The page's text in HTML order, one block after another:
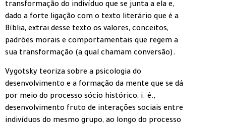
transformação do indivíduo que se junta a ela e,
dado a forte ligação com o texto literário que é a
Bíblia, extrai desse texto os valores, conceitos,
padrões morais e comportamentais que regem a
sua transformação (a qual chamam conversão).
Vygotsky teoriza sobre a psicologia do
desenvolvimento e a formação da mente que se dá
por meio do processo sócio histórico, i. é.,
desenvolvimento fruto de interações sociais entre
indivíduos do mesmo grupo, ao longo do processo